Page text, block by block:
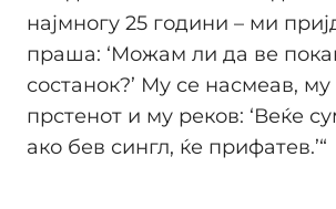
најмногу 25 години – ми
праша: ‘Можам ли да ве
состанок?’ Му се насмеав,
прстенот и му реков: ‘Веќе
ако бев сингл, ќе прифатев.’“